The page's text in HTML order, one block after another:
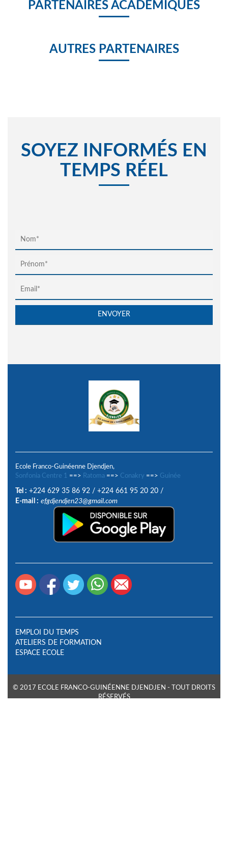
PARTENAIRES ACADÉMIQUES
AUTRES PARTENAIRES
SOYEZ INFORMÉS EN
TEMPS RÉEL
Ecole Franco-Guinéenne Djendjen,
Sonfonia Centre 1 ==> Ratoma ==> Conakry ==> Guinée
Tel : +224 629 35 86 92 / +224 661 95 20 20 /
E-mail : efgdjendjen23@gmail.com
EMPLOI DU TEMPS
ATELIERS DE FORMATION
ESPACE ECOLE
© 2017 ECOLE FRANCO-GUINÉENNE DJENDJEN - TOUT DROITS
RÉSERVÉS